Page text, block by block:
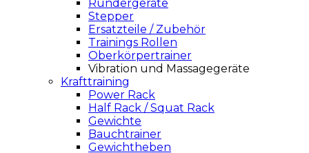
Rundergeräte
Stepper
Ersatzteile / Zubehör
Trainings Rollen
Oberkörpertrainer
Vibration und Massagegeräte
Krafttraining
Power Rack
Half Rack / Squat Rack
Gewichte
Bauchtrainer
Gewichtheben